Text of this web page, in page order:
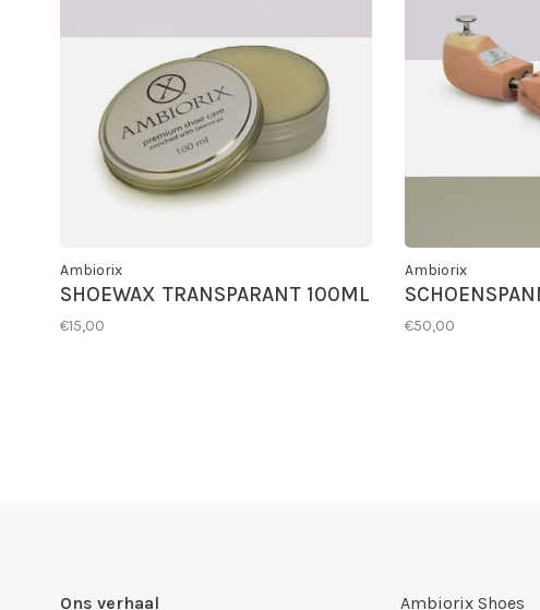
Ambiorix
SHOEWAX TRANSPARANT 100ML
€15,00
Ambiorix
€50,00
Ons verhaal Ambiorix Shoes